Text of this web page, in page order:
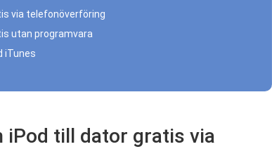
via telefonöverföring
utan programvara
iTunes
iPod till dator gratis via